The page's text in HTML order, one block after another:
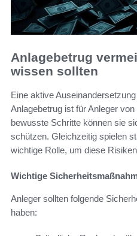
Anlagebetrug
wissen sollten
Eine aktive
Anlagebetrug ist für Anleger
bewusste Schritte können sie
schützen. Gleichzeitig spielen
wichtige Rolle, um diese
Wichtige
Anleger sollten folgende
haben: